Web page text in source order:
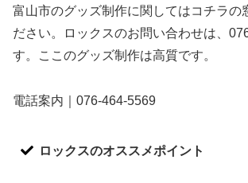
富山市のグッズ制作に関してはコチラの
ださい。ロックスのお問い合わせは、
す。ここのグッズ制作は高質です。
電話案内｜076-464-5569
ロックスのオススメポイント